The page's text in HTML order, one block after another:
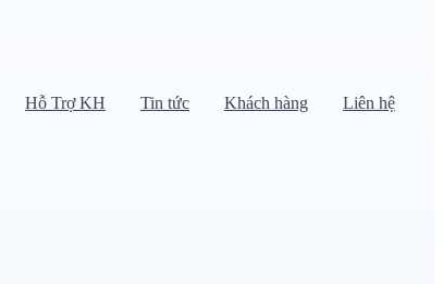
Hỗ Trợ KH Tin tức Khách hàng Liên hệ